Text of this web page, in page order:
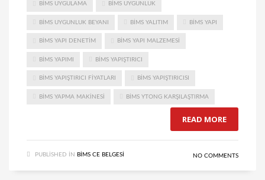
BIMS UYGULAMA BIMS UYGUNLUK
BIMS UYGUNLUK BEYANI BIMS YALITIM BIMS YAPI
BIMS YAPI DENETIM BIMS YAPI MALZEMESI
BIMS YAPIMI BIMS YAPIŞTIRICI
BIMS YAPIŞTIRICI FIYATLARI BIMS YAPIŞTIRICISI
BIMS YAPMA MAKINESI BIMS YTONG KARŞILAŞTIRMA
READ MORE
PUBLISHED IN BIMS CE BELGESI NO COMMENTS